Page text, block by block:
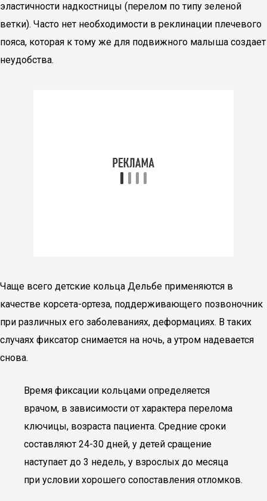
эластичности надкостницы (перелом по типу зеленой
ветки). Часто нет необходимости в реклинации плечевого
пояса, которая к тому же для подвижного малыша создает
неудобства.
Чаще всего детские кольца Дельбе применяются в
качестве корсета-ортеза, поддерживающего позвоночник
при различных его заболеваниях, деформациях. В таких
случаях фиксатор снимается на ночь, а утром надевается
снова.
Время фиксации кольцами определяется
врачом, в зависимости от характера перелома
ключицы, возраста пациента. Средние сроки
составляют 24-30 дней, у детей сращение
наступает до 3 недель, у взрослых до месяца
при условии хорошего сопоставления отломков.